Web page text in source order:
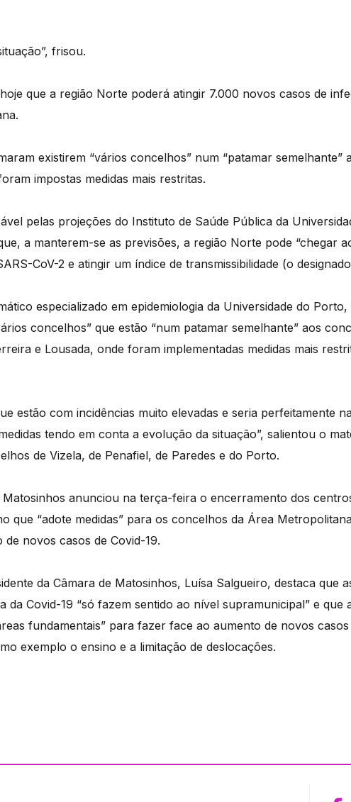
frisou.
que a região Norte poderá atingir 7.000 novos casos de
existirem “vários concelhos” num “patamar semelhante”
impostas medidas mais restritas.
pelas projeções do Instituto de Saúde Pública da
a manterem-se as previsões, a região Norte pode “chegar
CoV-2 e atingir um índice de transmissibilidade (o
especializado em epidemiologia da Universidade do
concelhos” que estão “num patamar semelhante” aos
e Lousada, onde foram implementadas medidas mais
estão com incidências muito elevadas e seria perfeitamente
tendo em conta a evolução da situação”, salientou o
de Vizela, de Penafiel, de Paredes e do Porto.
anunciou na terça-feira o encerramento dos
que “adote medidas” para os concelhos da Área
novos casos de Covid-19.
da Câmara de Matosinhos, Luísa Salgueiro, destaca que
da Covid-19 “só fazem sentido ao nível supramunicipal” e que
fundamentais” para fazer face ao aumento de novos
exemplo o ensino e a limitação de deslocações.